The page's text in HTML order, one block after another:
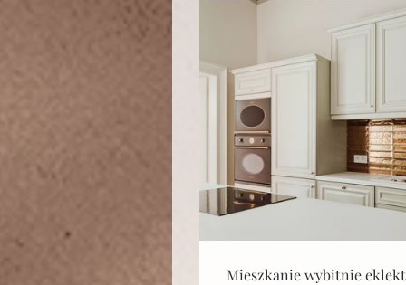
Mieszkanie wybitnie